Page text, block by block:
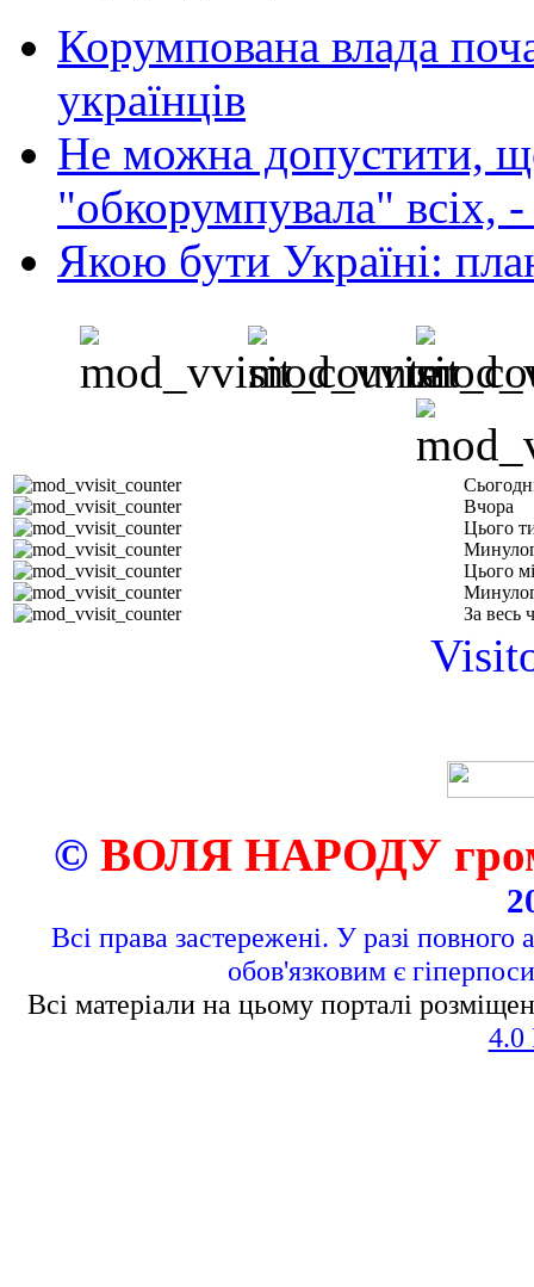
Корумпована влада
українців
Не можна допустити,
"обкорумпувала" всіх,
Якою бути Україні:
Вчора
Цього
Цього
За весь
© ВОЛЯ НАРОДУ
Всі права застережені. У разі повного
обов'язковим є
Всі матеріали на цьому порталі
4.0